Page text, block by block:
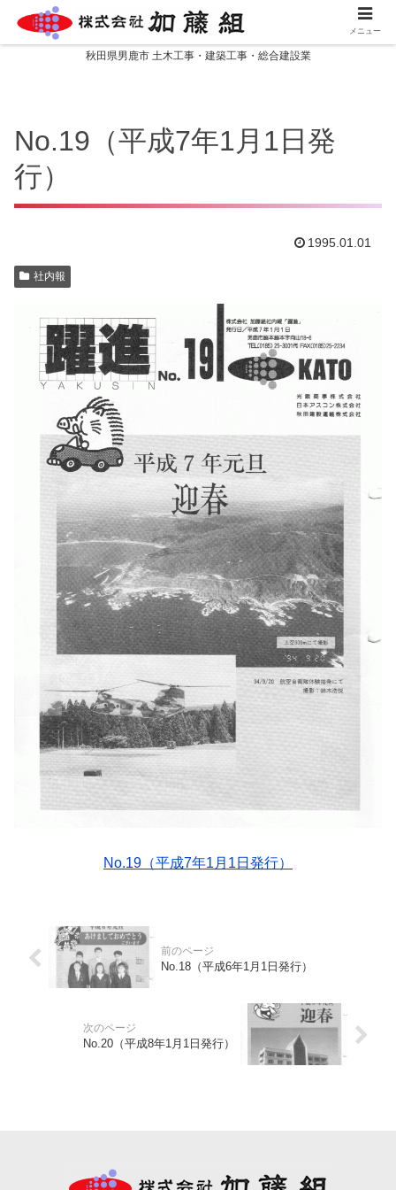
秋田県男鹿市 土木工事・建築工事・総合建設業
No.19（平成7年1月1日発
行）
1995.01.01
社内報
No.19（平成7年1月1日発行）
No.18（平成6年1月1日発行）
No.20（平成8年1月1日発行）
メニュー